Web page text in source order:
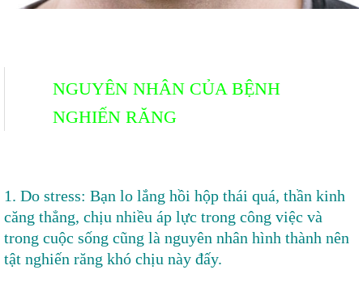
NGUYÊN NHÂN CỦA BỆNH
NGHIẾN RĂNG
1. Do stress: Bạn lo lắng hồi hộp thái quá, thần kinh
căng thẳng, chịu nhiều áp lực trong công việc và
trong cuộc sống cũng là nguyên nhân hình thành nên
tật nghiến răng khó chịu này đấy.